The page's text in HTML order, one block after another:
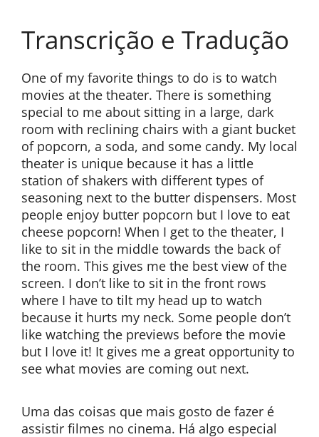
Transcrição e Tradução
One of my favorite things to do is to watch
movies at the theater. There is something
special to me about sitting in a large, dark
room with reclining chairs with a giant bucket
of popcorn, a soda, and some candy. My local
theater is unique because it has a little
station of shakers with different types of
seasoning next to the butter dispensers. Most
people enjoy butter popcorn but I love to eat
cheese popcorn! When I get to the theater, I
like to sit in the middle towards the back of
the room. This gives me the best view of the
screen. I don’t like to sit in the front rows
where I have to tilt my head up to watch
because it hurts my neck. Some people don’t
like watching the previews before the movie
but I love it! It gives me a great opportunity to
see what movies are coming out next.
Uma das coisas que mais gosto de fazer é
assistir filmes no cinema. Há algo especial